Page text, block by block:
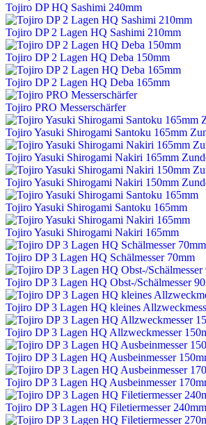
Tojiro DP HQ Sashimi 240mm
Tojiro DP 2 Lagen HQ Sashimi 210mm
Tojiro DP 2 Lagen HQ Deba 150mm
Tojiro DP 2 Lagen HQ Deba 165mm
Tojiro PRO Messerschärfer
Tojiro Yasuki Shirogami Santoku 165mm
Tojiro Yasuki Shirogami Nakiri 165mm
Tojiro Yasuki Shirogami Nakiri 150mm
Tojiro Yasuki Shirogami Santoku 165mm
Tojiro Yasuki Shirogami Nakiri 165mm
Tojiro DP 3 Lagen HQ Schälmesser 70mm
Tojiro DP 3 Lagen HQ Obst-/Schälmesser
Tojiro DP 3 Lagen HQ kleines
Tojiro DP 3 Lagen HQ Allzweckmesser
Tojiro DP 3 Lagen HQ Ausbeinmesser
Tojiro DP 3 Lagen HQ Ausbeinmesser
Tojiro DP 3 Lagen HQ Filetiermesser 240mm